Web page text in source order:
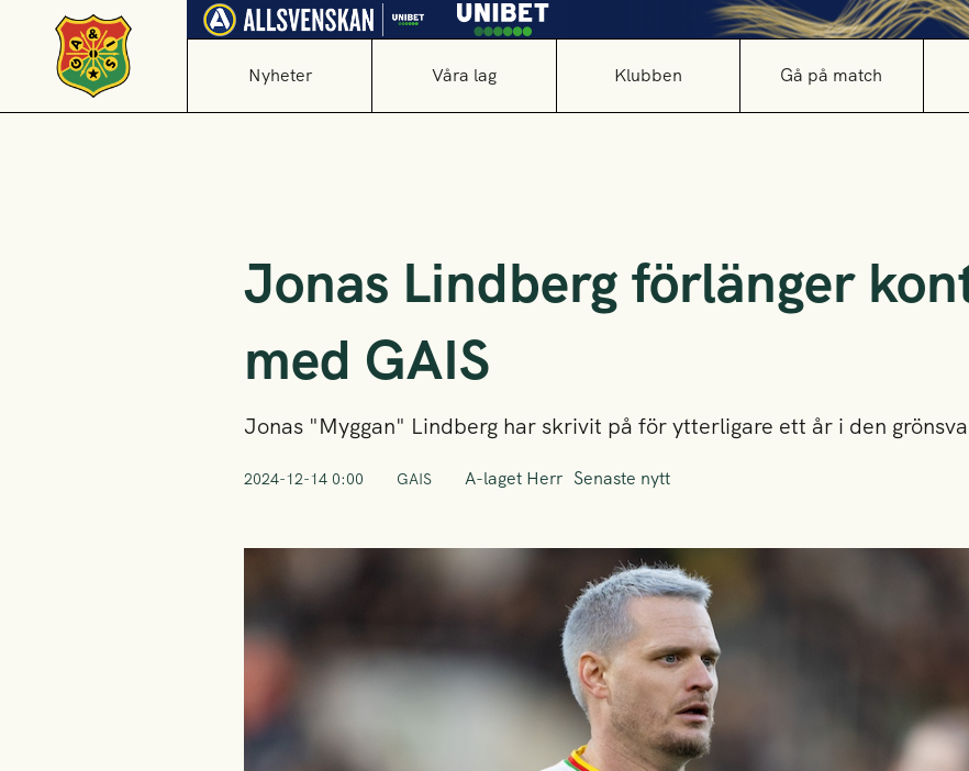
Nyheter Våra lag Klubben Gå på match
Jonas Lindberg förlänger
med GAIS
Jonas "Myggan" Lindberg har skrivit på för ytterligare ett år i den
2024-12-14 0:00 GAIS A-laget Herr Senaste nytt